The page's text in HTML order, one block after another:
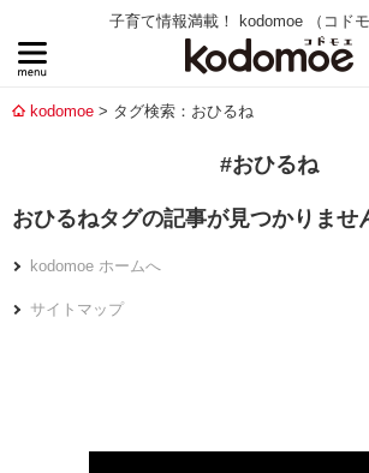
子育て情報満載！ kodomoe （コド
kodomoe タグ検索：おひるね
#おひるね
おひるねタグの記事が見つかりませ
kodomoe ホームへ
サイトマップ